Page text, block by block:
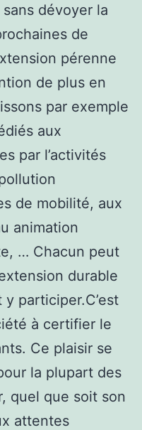
dévoyer la
de
pérenne
de plus en
par exemple
aux
par l’activités
de mobilité, aux
animation
… Chacun peut
durable
participer.C’est
à certifier le
Ce plaisir se
la plupart des
quel que soit son
attentes